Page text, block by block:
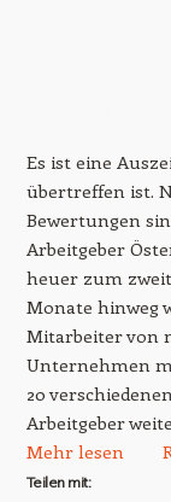
Es ist eine
übertreffen ist.
Bewertungen
Arbeitgeber
heuer zum
Monate hinweg
Mitarbeiter von
Unternehmen
20
Arbeitgeber
Mehr lesen
Teilen mit: